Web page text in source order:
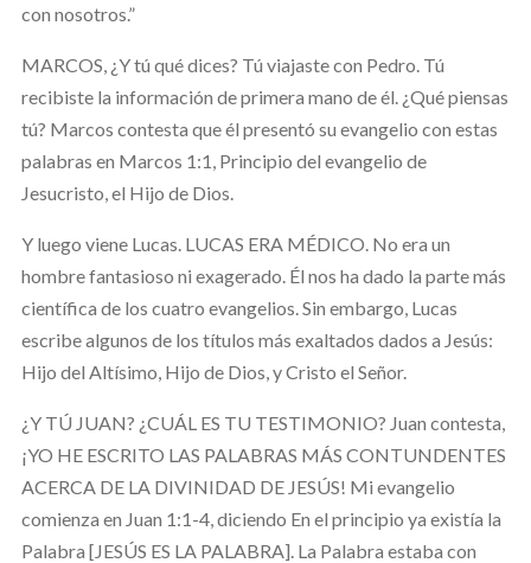
con nosotros.”
MARCOS, ¿Y tú qué dices? Tú viajaste con Pedro. Tú
recibiste la información de primera mano de él. ¿Qué piensas
tú? Marcos contesta que él presentó su evangelio con estas
palabras en Marcos 1:1, Principio del evangelio de
Jesucristo, el Hijo de Dios.
Y luego viene Lucas. LUCAS ERA MÉDICO. No era un
hombre fantasioso ni exagerado. Él nos ha dado la parte más
científica de los cuatro evangelios. Sin embargo, Lucas
escribe algunos de los títulos más exaltados dados a Jesús:
Hijo del Altísimo, Hijo de Dios, y Cristo el Señor.
¿Y TÚ JUAN? ¿CUÁL ES TU TESTIMONIO? Juan contesta,
¡YO HE ESCRITO LAS PALABRAS MÁS CONTUNDENTES
ACERCA DE LA DIVINIDAD DE JESÚS! Mi evangelio
comienza en Juan 1:1-4, diciendo En el principio ya existía la
Palabra [JESÚS ES LA PALABRA]. La Palabra estaba con